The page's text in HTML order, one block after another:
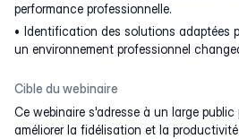
performance professionnelle.
Identification des solutions adaptées
un environnement professionnel
Cible du webinaire
Ce webinaire s'adresse à un large
améliorer la fidélisation et la